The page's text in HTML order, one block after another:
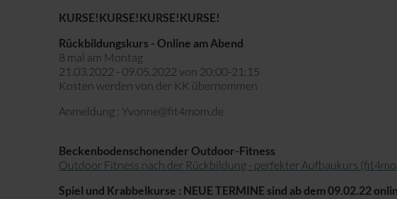
KURSE!KURSE!KURSE!KURSE!
Rückbildungskurs - Online am Abend
8 mal am Montag
21.03.2022 - 09.05.2022 von 20:00-21:15
Kosten werden von der KK übernommen
Anmeldung : Yvonne@fit4mom.de
Beckenbodenschonender Outdoor-Fitness
Outdoor Fitness nach der Rückbildung - perfekter Aufbaukurs
Spiel und Krabbelkurse : NEUE TERMINE sind ab dem 09.02.22